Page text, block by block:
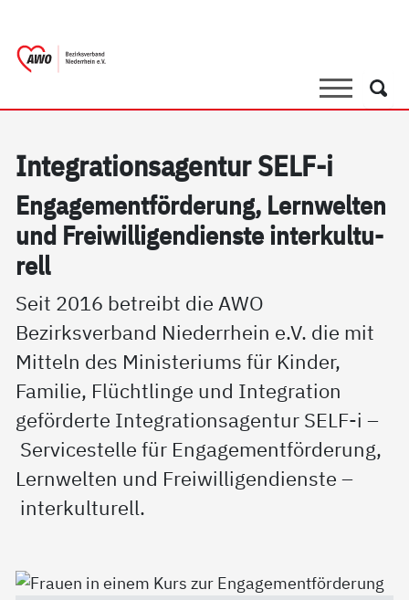
SucheSuche
In­te­g­ra­ti­on­sa­gen­tur SELF-i
En­ga­ge­ment­för­de­rung, Lern­wel­ten
und Frei­wil­li­gen­di­ens­te in­ter­kul­tu­
rell
Seit 2016 betreibt die AWO
Bezirksverband Niederrhein e.V. die mit
Mitteln des Ministeriums für Kinder,
Familie, Flüchtlinge und Integration
geförderte Integrationsagentur SELF-i –
Servicestelle für Engagementförderung,
Lernwelten und Freiwilligendienste –
interkulturell.